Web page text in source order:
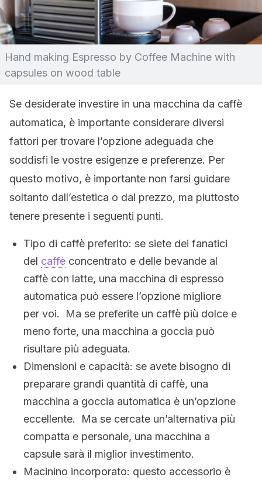
Hand making Espresso by Coffee Machine with
capsules on wood table
Se desiderate investire in una macchina da caffè
automatica, è importante considerare diversi
fattori per trovare l’opzione adeguada che
soddisfi le vostre esigenze e preferenze. Per
questo motivo, è importante non farsi guidare
soltanto dall’estetica o dal prezzo, ma piuttosto
tenere presente i seguenti punti.
Tipo di caffè preferito: se siete dei fanatici
del caffè concentrato e delle bevande al
caffè con latte, una macchina di espresso
automatica può essere l’opzione migliore
per voi. Ma se preferite un caffè più dolce e
meno forte, una macchina a goccia può
risultare più adeguata.
Dimensioni e capacità: se avete bisogno di
preparare grandi quantità di caffè, una
macchina a goccia automatica è un’opzione
eccellente. Ma se cercate un’alternativa più
compatta e personale, una macchina a
capsule sarà il miglior investimento.
Macinino incorporato: questo accessorio è